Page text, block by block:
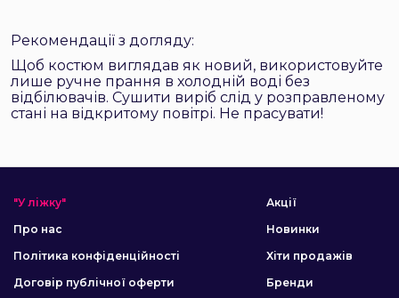
Рекомендації з догляду:
Щоб костюм виглядав як новий, використовуйте
лише ручне прання в холодній воді без
відбілювачів. Сушити виріб слід у розправленому
стані на відкритому повітрі. Не прасувати!
"У ліжку"
Про нас
Політика конфіденційності
Договір публічної оферти
Акції
Новинки
Хіти продажів
Бренди